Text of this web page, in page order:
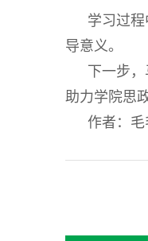
学习过
导意义。
下一步
助力学院思
作者：毛